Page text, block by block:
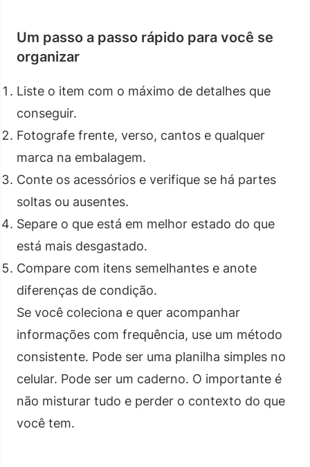
Um passo a passo rápido para você se
organizar
Liste o item com o máximo de detalhes que
conseguir.
Fotografe frente, verso, cantos e qualquer
marca na embalagem.
Conte os acessórios e verifique se há partes
soltas ou ausentes.
Separe o que está em melhor estado do que
está mais desgastado.
Compare com itens semelhantes e anote
diferenças de condição.
Se você coleciona e quer acompanhar
informações com frequência, use um método
consistente. Pode ser uma planilha simples no
celular. Pode ser um caderno. O importante é
não misturar tudo e perder o contexto do que
você tem.